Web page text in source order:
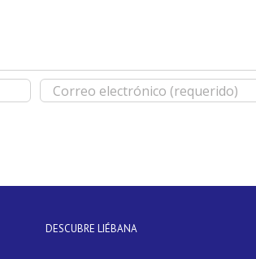
DESCUBRE LIÉBANA